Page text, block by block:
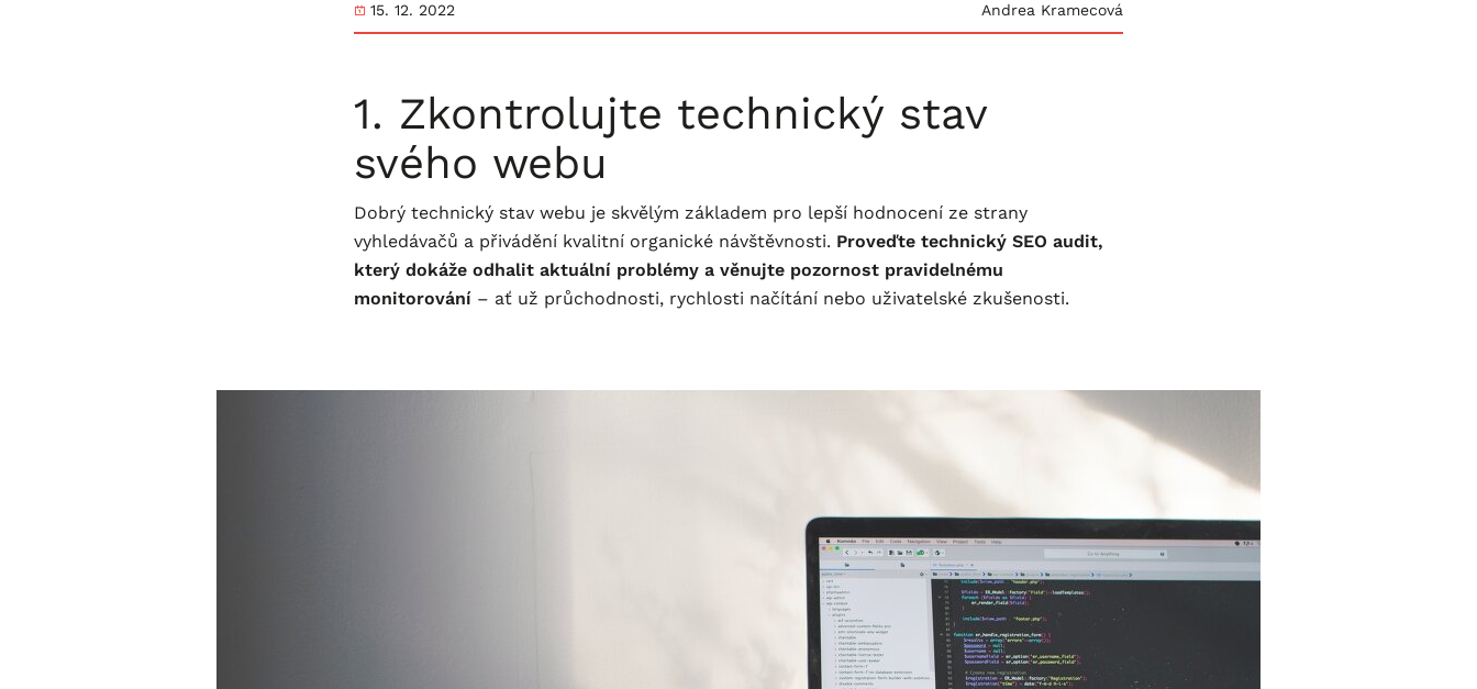
15. 12. 2022 Andrea Kramecová
1. Zkontrolujte technický stav
svého webu
Dobrý technický stav webu je skvělým základem pro lepší hodnocení ze strany
vyhledávačů a přivádění kvalitní organické návštěvnosti. Proveďte technický SEO audit,
který dokáže odhalit aktuální problémy a věnujte pozornost pravidelnému
monitorování – ať už průchodnosti, rychlosti načítání nebo uživatelské zkušenosti.